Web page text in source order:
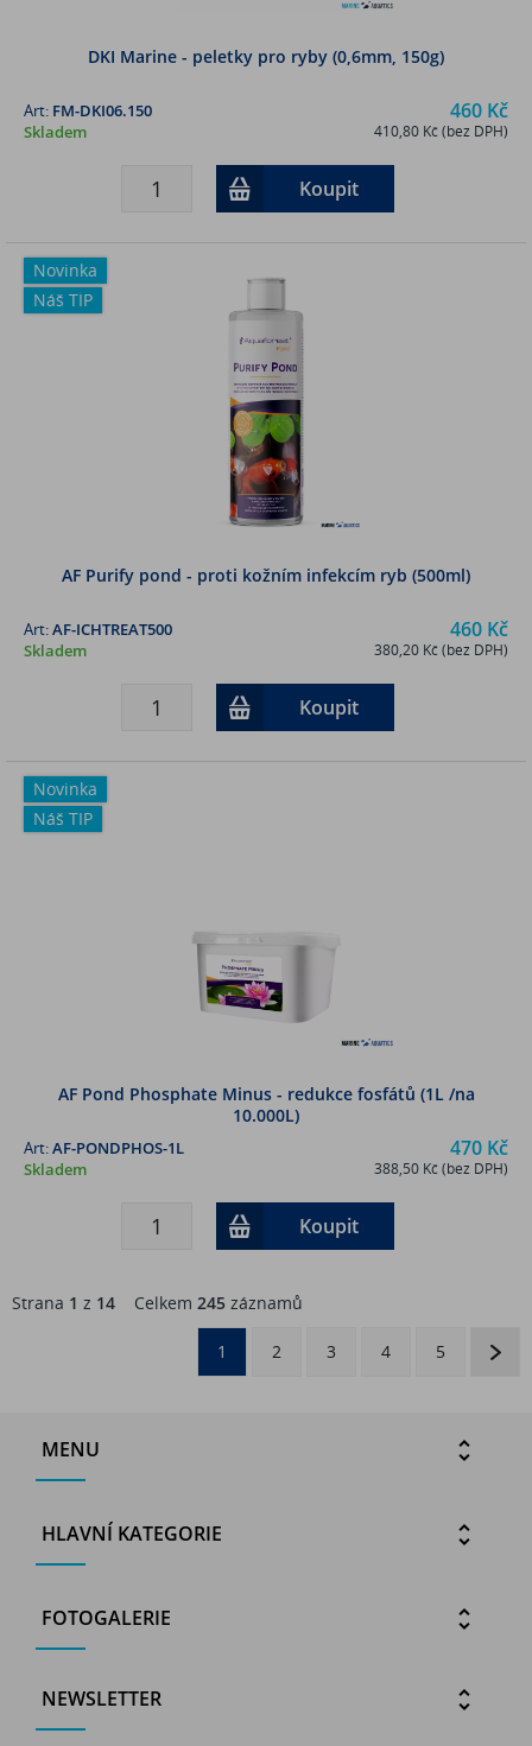
DKI Marine - peletky pro ryby (0,6mm, 150g)
460 Kč
410,80 Kč (bez DPH)
Art: FM-DKI06.150
Skladem
Koupit
Novinka
Náš TIP
AF Purify pond - proti kožním infekcím ryb (500ml)
460 Kč
380,20 Kč (bez DPH)
Art:AF-ICHTREAT500
Skladem
Koupit
Novinka
Náš TIP
AF Pond Phosphate Minus - redukce fosfátů (1L /na
10.000L)
470 Kč
388,50 Kč (bez DPH)
Art:AF-PONDPHOS-1L
Skladem
Koupit
Strana 1 z 14 Celkem 245 záznamů
1 2 3 4 5
MENU
HLAVNÍ KATEGORIE
FOTOGALERIE
NEWSLETTER